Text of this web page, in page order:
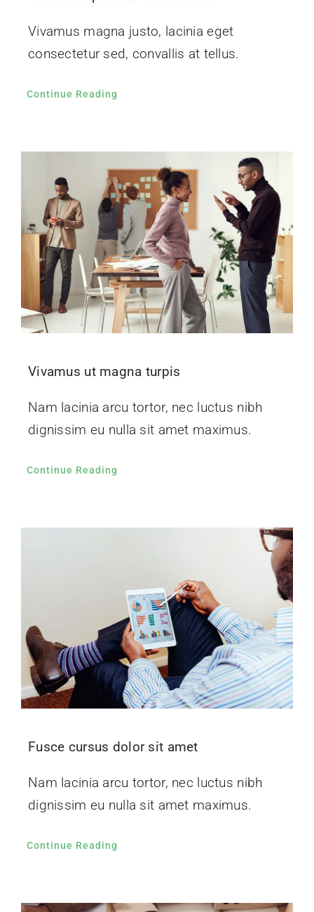
Vivamus magna justo, lacinia eget
consectetur sed, convallis at tellus.
Continue Reading
Vivamus ut magna turpis
Nam lacinia arcu tortor, nec luctus nibh
dignissim eu nulla sit amet maximus.
Continue Reading
Fusce cursus dolor sit amet
Nam lacinia arcu tortor, nec luctus nibh
dignissim eu nulla sit amet maximus.
Continue Reading